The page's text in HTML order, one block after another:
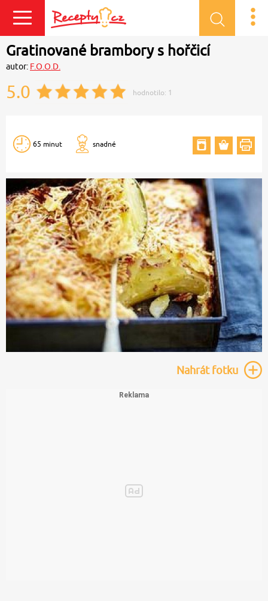
Přihlásit se
Gratinované brambory s hořčicí
autor: F.O.O.D.
5.0 hodnotilo: 1
65 minut snadné
Nahrátfotku